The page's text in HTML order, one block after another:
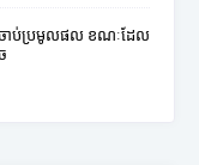
ាប់ប្រមូលផល ខណៈដែល